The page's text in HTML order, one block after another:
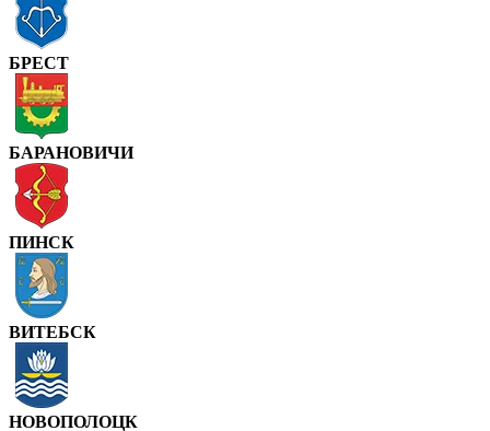
БРЕСТ
БАРАНОВИЧИ
ПИНСК
ВИТЕБСК
НОВОПОЛОЦК